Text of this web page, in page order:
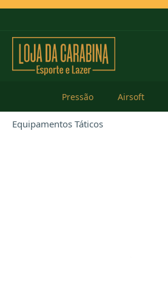
Pressão Airsoft
Equipamentos Táticos